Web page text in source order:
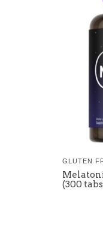
GLUTEN
(300